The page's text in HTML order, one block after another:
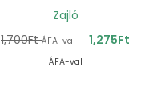
Zajló
1,700Ft ÁFA-val 1,275Ft
ÁFA-val